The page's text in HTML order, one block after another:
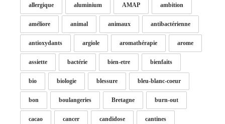
allergique aluminium AMAP ambition
améliore animal animaux antibactérienne
antioxydants argiole aromathérapie arome
assiette bactérie bien-etre bienfaits
bio biologie blessure bleu-blanc-coeur
bon boulangeries Bretagne burn-out
cacao cancer candidose cantines